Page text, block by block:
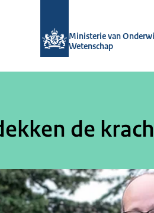
Ministerie van
Wetenschap
de